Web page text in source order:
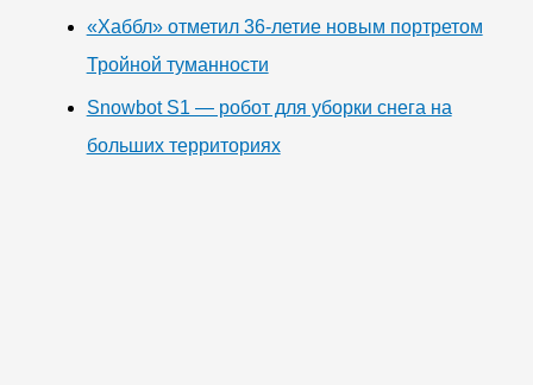
«Хаббл» отметил 36-летие новым портретом
Тройной туманности
Snowbot S1 — робот для уборки снега на
больших территориях